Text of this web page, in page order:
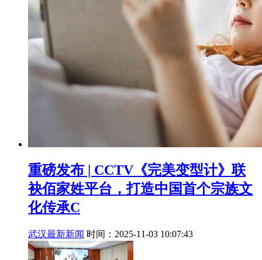
重磅发布 | CCTV《完美变型计》联
袂佰家姓平台，打造中国首个宗族文
化传承C
武汉最新新闻 时间：2025-11-03 10:07:43